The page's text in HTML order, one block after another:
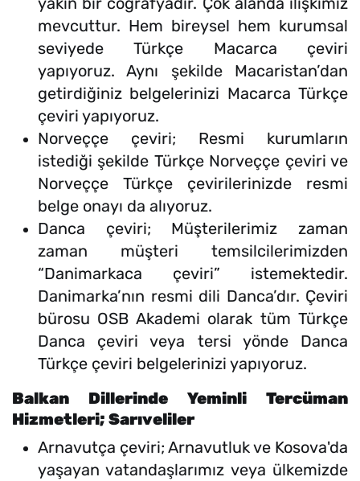
mevcuttur. Hem bireysel hem kurumsal
seviyede Türkçe Macarca çeviri
yapıyoruz. Aynı şekilde Macaristan’dan
getirdiğiniz belgelerinizi Macarca Türkçe
çeviri yapıyoruz.
Norveççe çeviri; Resmi kurumların
istediği şekilde Türkçe Norveççe çeviri ve
Norveççe Türkçe çevirilerinizde resmi
belge onayı da alıyoruz.
Danca çeviri; Müşterilerimiz zaman
zaman müşteri temsilcilerimizden
“Danimarkaca çeviri” istemektedir.
Danimarka’nın resmi dili Danca’dır. Çeviri
bürosu OSB Akademi olarak tüm Türkçe
Danca çeviri veya tersi yönde Danca
Türkçe çeviri belgelerinizi yapıyoruz.
Balkan Dillerinde Yeminli Tercüman
Hizmetleri; Sarıveliler
Arnavutça çeviri; Arnavutluk ve Kosova'da
yaşayan vatandaşlarımız veya ülkemizde